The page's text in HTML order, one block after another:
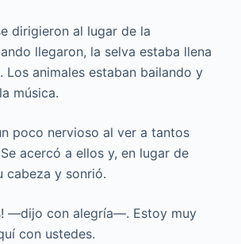
dirigieron al lugar de la
llegaron, la selva estaba llena
Los animales estaban bailando y
música.
poco nervioso al ver a tantos
acercó a ellos y, en lugar de
cabeza y sonrió.
—dijo con alegría—. Estoy muy
con ustedes.